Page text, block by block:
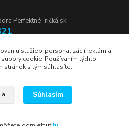
PerfektnéTričká.sk
služieb, personalizácií reklám a
cookie. Používaním týchto
stránok s tým súhlasíte.
Súhlasím